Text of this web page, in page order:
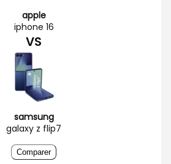
apple
iphone 16
VS
samsung
galaxy z flip7
Comparer